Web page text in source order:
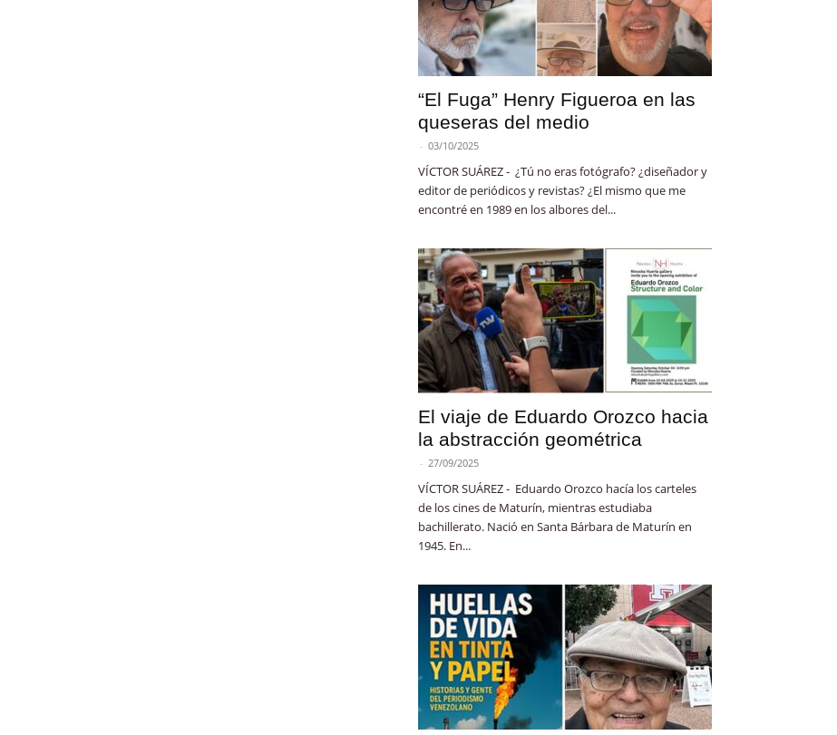
“El Fuga” Henry Figueroa en las
queseras del medio
- 03/10/2025
VÍCTOR SUÁREZ - ¿Tú no eras fotógrafo? ¿diseñador y
editor de periódicos y revistas? ¿El mismo que me
encontré en 1989 en los albores del...
El viaje de Eduardo Orozco hacia
la abstracción geométrica
- 27/09/2025
VÍCTOR SUÁREZ - Eduardo Orozco hacía los carteles
de los cines de Maturín, mientras estudiaba
bachillerato. Nació en Santa Bárbara de Maturín en
1945. En...